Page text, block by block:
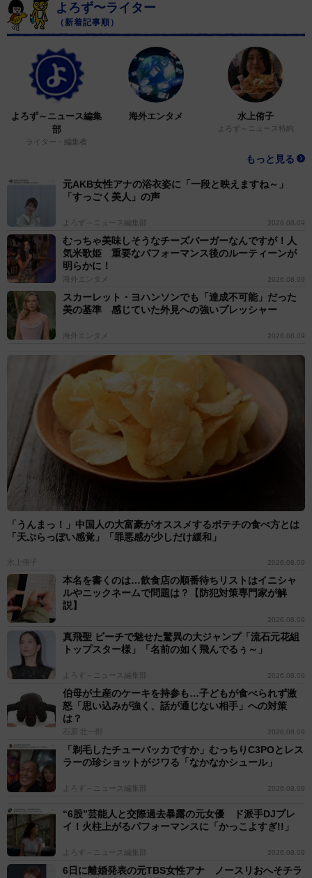
よろず〜ライター
（新着記事順）
よろず～ニュース編集
部
ライター・編集者
海外エンタメ 水上侑子
よろず～ニュース特約
もっと見る
元AKB女性アナの浴衣姿に「一段と映えますね～」
「すっごく美人」の声
よろず～ニュース編集部 2026.08.09
むっちゃ美味しそうなチーズバーガーなんですが！人
気米歌姫 重要なパフォーマンス後のルーティーンが
明らかに！
海外エンタメ 2026.08.09
スカーレット・ヨハンソンでも「達成不可能」だった
美の基準 感じていた外見への強いプレッシャー
海外エンタメ 2026.08.09
「うんまっ！」中国人の大富豪がオススメするポテチの食べ方とは
「天ぷらっぽい感覚」「罪悪感が少しだけ緩和」
水上侑子 2026.08.09
本名を書くのは…飲食店の順番待ちリストはイニシャ
ルやニックネームで問題は？【防犯対策専門家が解
説】
2026.08.09
真飛聖 ビーチで魅せた驚異の大ジャンプ「流石元花組
トップスター様」「名前の如く飛んでるぅ～」
よろず～ニュース編集部 2026.08.09
伯母が土産のケーキを持参も…子どもが食べられず激
怒「思い込みが強く、話が通じない相手」への対策
は？
石原 壮一郎 2026.08.09
「剃毛したチューバッカですか」むっちりC3POとレス
ラーの珍ショットがジワる「なかなかシュール」
よろず～ニュース編集部 2026.08.09
“6股”芸能人と交際過去暴露の元女優 ド派手DJプレ
イ！火柱上がるパフォーマンスに「かっこよすぎ!!」
よろず～ニュース編集部 2026.08.09
6日に離婚発表の元TBS女性アナ ノースリおへそチラ